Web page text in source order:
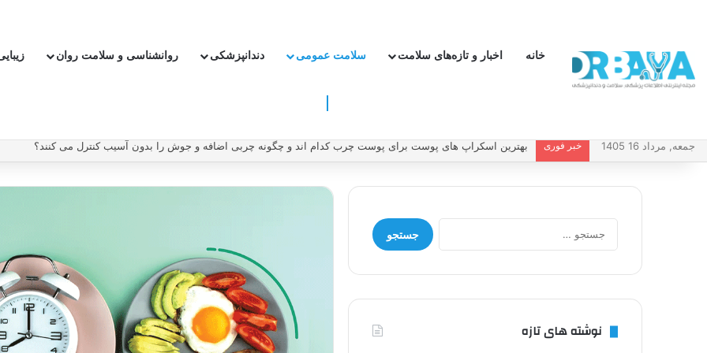
خانه اخبار و تازه‌های سلامت سلامت عمومی دندانپزشکی روانشناسی و سلامت روان
جمعه, مرداد 16 1405 خبر فوری چطور فشار خون بالا را کنترل کنیم و بدون دارو ریسک سکته و بیماری قلبی را کاهش دهیم؟
جستجو
برای:
نوشته های تازه